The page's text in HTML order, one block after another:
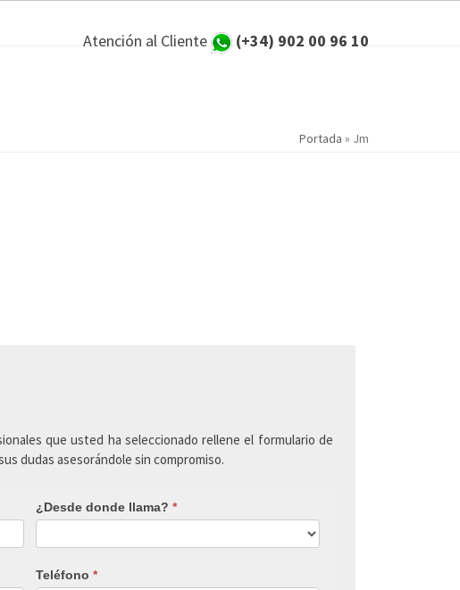
Atención al Cliente (+34) 902 00 96 10
Portada » Jm
que usted ha seleccionado rellene el formulario de
dudas asesorándole sin compromiso.
¿Desde donde llama? *
Teléfono *